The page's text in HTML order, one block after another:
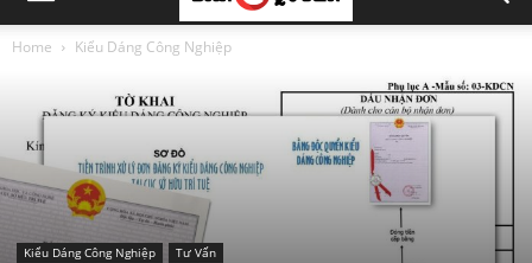
Home Kiểu Dáng Công Nghiệp
Kiểu Dáng Công Nghiệp Tư Vấn